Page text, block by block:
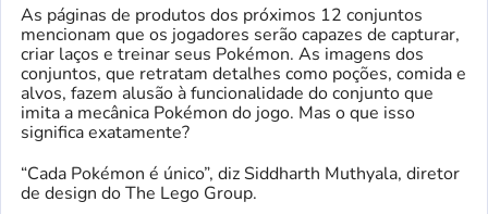
As páginas de produtos dos próximos 12 conjuntos
mencionam que os jogadores serão capazes de capturar,
criar laços e treinar seus Pokémon. As imagens dos
conjuntos, que retratam detalhes como poções, comida e
alvos, fazem alusão à funcionalidade do conjunto que
imita a mecânica Pokémon do jogo. Mas o que isso
significa exatamente?
“Cada Pokémon é único”, diz Siddharth Muthyala, diretor
de design do The Lego Group.